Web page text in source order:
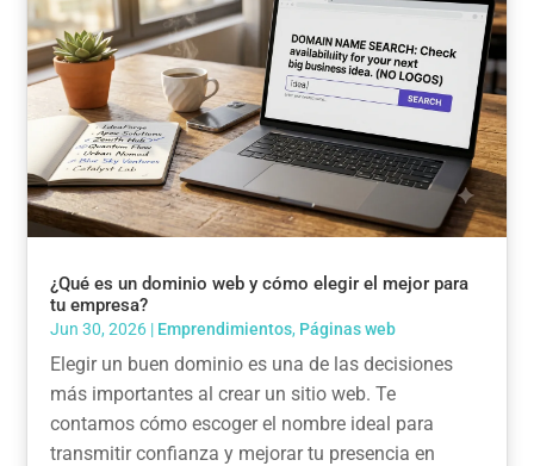
¿Qué es un dominio web y cómo elegir el mejor para
tu empresa?
Jun 30, 2026 | Emprendimientos, Páginas web
Elegir un buen dominio es una de las decisiones
más importantes al crear un sitio web. Te
contamos cómo escoger el nombre ideal para
transmitir confianza y mejorar tu presencia en